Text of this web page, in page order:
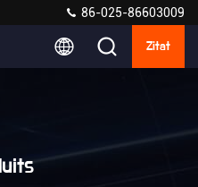
86-025-86603009
Zitat